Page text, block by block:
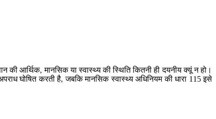
आर्थिक, मानसिक या स्वास्थ्य की स्थिति कितनी ही दयनीय क्यूं न हो।
घोषित करती है, जबकि मानसिक स्वास्थ्य अधिनियम की धारा 115 इसे